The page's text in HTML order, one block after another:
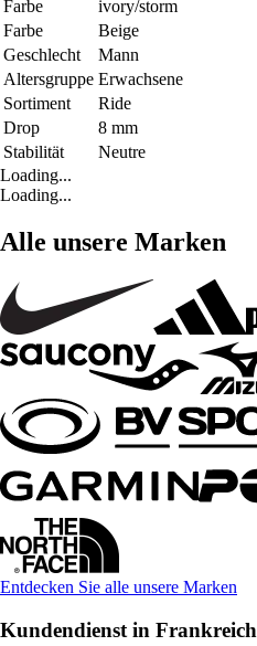
Farbe
ivory/storm
Farbe
Beige
Geschlecht
Mann
Altersgruppe Erwachsene
Sortiment
Ride
Drop
8 mm
Stabilität
Neutre
Loading...
Loading...
Alle unsere Marken
Entdecken Sie alle unsere Marken
Kundendienst in Frankreich